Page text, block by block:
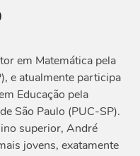
em Matemática pela
e atualmente participa
Educação pela
São Paulo (PUC-SP).
superior, André
jovens, exatamente